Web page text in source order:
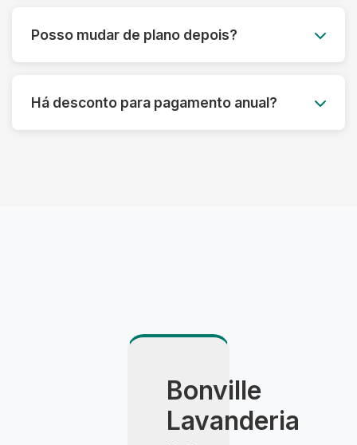
você aproveite ao máximo seu plano sem
desperdício.
Posso mudar de plano depois?
se às suas necessidades atuais.
Há desconto para pagamento anual?
Bonville
Lavanderia